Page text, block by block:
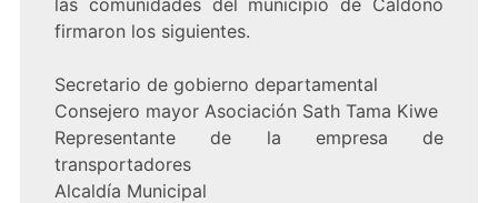
firmaron los siguientes.
Secretario de gobierno departamental
Consejero mayor Asociación Sath Tama Kiwe
Representante de la empresa de
transportadores
Alcaldía Municipal